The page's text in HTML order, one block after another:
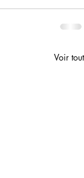
Voir tout